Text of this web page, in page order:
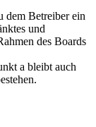
dem Betreiber ein
und
des Boards
a bleibt auch